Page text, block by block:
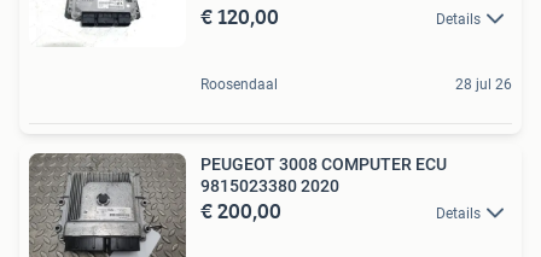
€ 120,00 Details
Roosendaal 28 jul 26
PEUGEOT 3008 COMPUTER ECU
9815023380 2020
€ 200,00 Details